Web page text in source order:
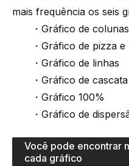
mais frequência os seis
・Gráfico de colunas
・Gráfico de pizza e
・Gráfico de linhas
・Gráfico de cascata
・Gráfico 100%
・Gráfico de
Você pode encontrar
cada gráfico